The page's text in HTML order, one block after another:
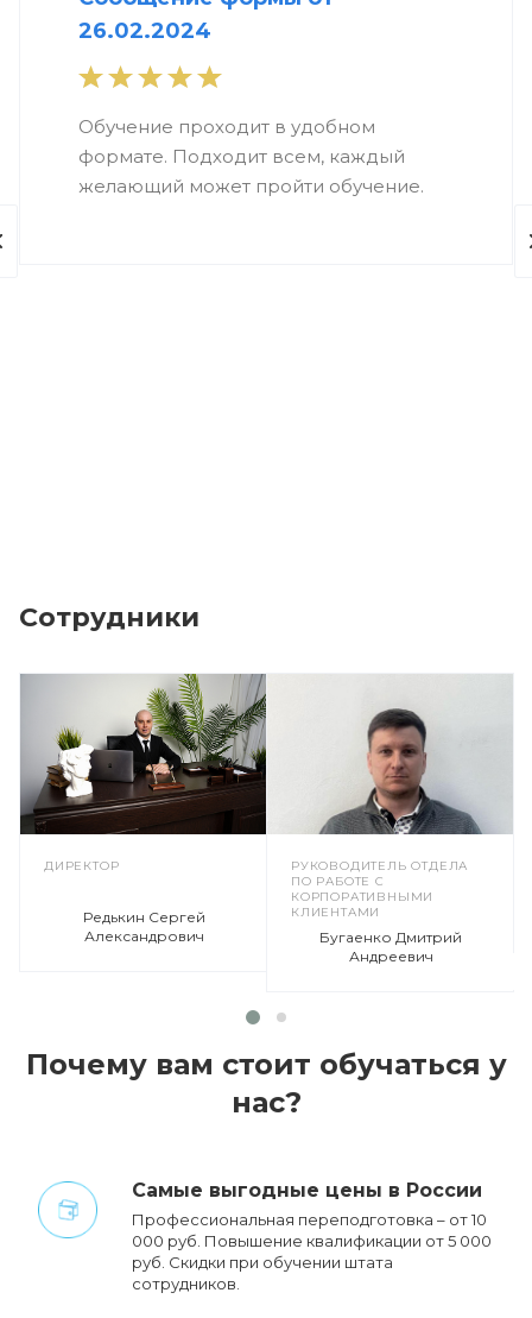
26.02.2024
Обучение проходит в удобном
формате. Подходит всем, каждый
желающий может пройти обучение.
Сотрудники
ДИРЕКТОР
Редькин Сергей
Александрович
РУКОВОДИТЕЛЬ ОТДЕЛА
ПО РАБОТЕ С
КОРПОРАТИВНЫМИ
КЛИЕНТАМИ
Бугаенко Дмитрий
Андреевич
Почему вам стоит обучаться у
нас?
Cамые выгодные цены в России
Профессиональная переподготовка – от 10
000 руб. Повышение квалификации от 5 000
руб. Cкидки при обучении штата
сотрудников.